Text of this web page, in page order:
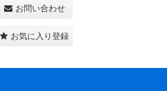
お問い合わせ
お気に入り登録